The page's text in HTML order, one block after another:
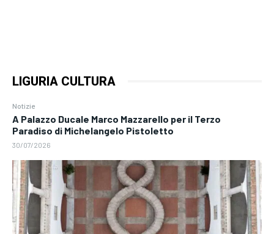
LIGURIA CULTURA
Notizie
A Palazzo Ducale Marco Mazzarello per il Terzo
Paradiso di Michelangelo Pistoletto
30/07/2026